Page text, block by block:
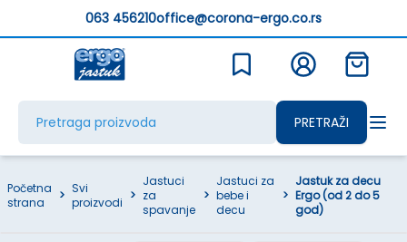
063 456210office@corona-ergo.co.rs
PRETRAŽI
Početna
strana
> Svi
proizvodi >
Jastuci
za
spavanje
>
Jastuci za
bebe i
decu
>
Jastuk za decu
Ergo (od 2 do 5
god)